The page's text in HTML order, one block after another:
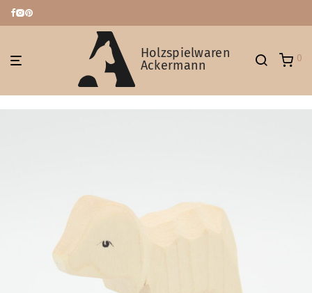
Holzspielwaren
Ackermann
0